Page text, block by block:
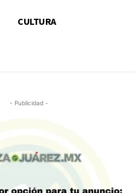
CULTURA
- Publicidad -